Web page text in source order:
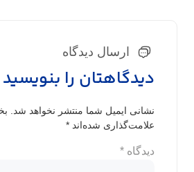
ارسال دیدگاه
دیدگاهتان را بنویسید
نشانی ایمیل شما منتشر نخواهد شد. بخش‌های
علامت‌گذاری شده‌اند*
دیدگاه*